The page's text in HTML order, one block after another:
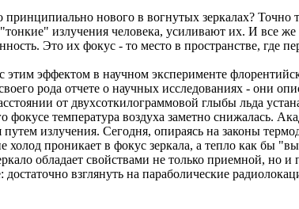
принципиально нового в вогнутых зеркалах?
излучения человека, усиливают их. И все же
Это их фокус - то место в пространстве, где
эффектом в научном эксперименте
рода отчете о научных исследованиях - они
от двухсоткилограммовой глыбы льда
фокусе температура воздуха заметно снижалась.
путем излучения. Сегодня, опираясь на законы
холод проникает в фокус зеркала, а тепло как бы
обладает свойствами не только приемной, но
достаточно взглянуть на параболические